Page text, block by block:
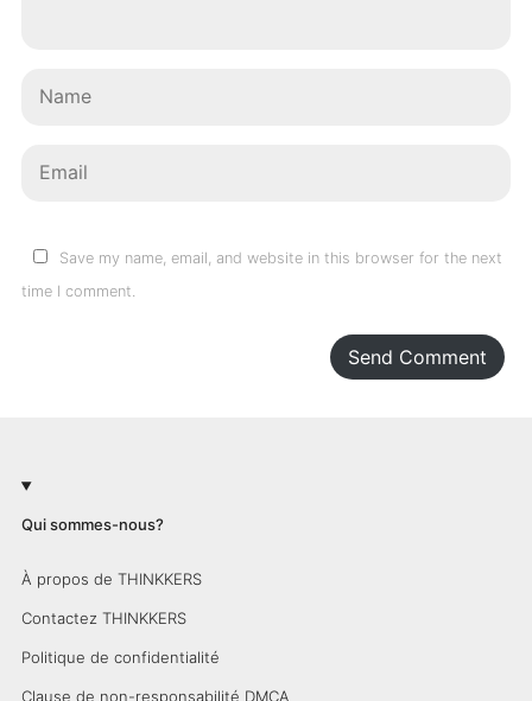
Save my name, email, and website in this browser for the next
time I comment.
Send Comment
Qui sommes-nous?
À propos de THINKKERS
Contactez THINKKERS
Politique de confidentialité
Clause de non-responsabilité DMCA